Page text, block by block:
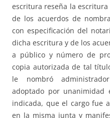
escritura reseña la
de los acuerdos de
con especificación del
dicha escritura y de los
a público y número de
copia autorizada de tal
le nombró
adoptado por
indicada, que el cargo fue
en la misma junta y